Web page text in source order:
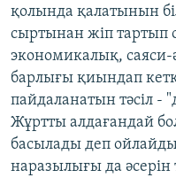
қолында қалатынын
сыртынан жіп
экономикалық, саяси-
барлығы қиындап
пайдаланатын тәсіл -
Жұртты алдағандай
басылады деп
наразылығы да әсерін